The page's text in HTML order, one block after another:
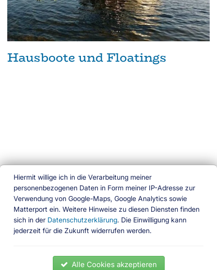
Hiermit willige ich in die Verarbeitung meiner
personenbezogenen Daten in Form meiner IP-Adresse zur
Verwendung von Google-Maps, Google Analytics sowie
Matterport ein. Weitere Hinweise zu diesen Diensten finden
sich in der Datenschutzerklärung. Die Einwilligung kann
jederzeit für die Zukunft widerrufen werden.
Alle Cookies akzeptieren
Hausboote und Floatings
Ferien am Wasser
Das besondere Buchungsportal
Ferienhäuser Ferienwohnungen Hausboote